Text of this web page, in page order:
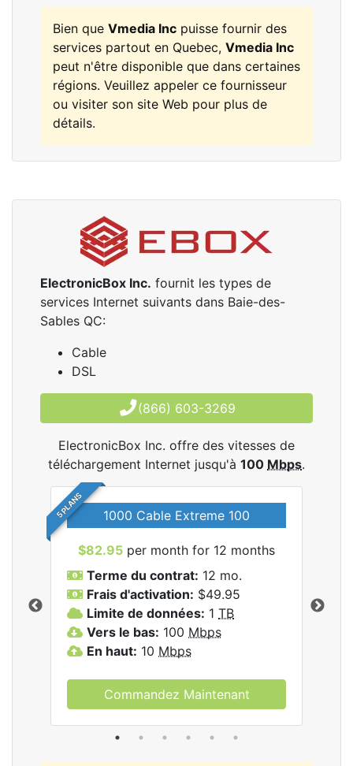
Bien que Vmedia Inc puisse fournir des
services partout en Quebec, Vmedia Inc
peut n'être disponible que dans certaines
régions. Veuillez appeler ce fournisseur
ou visiter son site Web pour plus de
détails.
ElectronicBox Inc. fournit les types de
services Internet suivants dans Baie-des-
Sables QC:
Cable
DSL
(866) 603-3269
ElectronicBox Inc. offre des vitesses de
téléchargement Internet jusqu'à 100 Mbps.
5 PLANS 1000 Cable Extreme 100
$82.95 per month for 12 months
Terme du contrat: 12 mo.
Frais d'activation: $49.95
Limite de données: 1 TB
Vers le bas: 100 Mbps
En haut: 10 Mbps
Commandez Maintenant